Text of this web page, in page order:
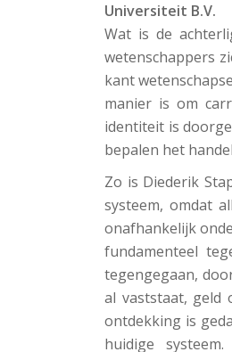
Universiteit B.V.
Wat is de
wetenschappers
kant
manier is om
identiteit is
bepalen het
Zo is Diederik
systeem, omdat
onafhankelijk
fundamenteel
tegengegaan,
al vaststaat, geld
ontdekking is
huidige